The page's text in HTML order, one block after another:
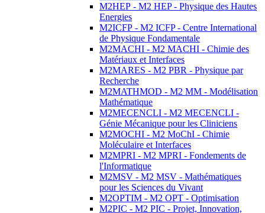
M2HEP - M2 HEP - Physique des Hautes
Energies
M2ICFP - M2 ICFP - Centre International
de Physique Fondamentale
M2MACHI - M2 MACHI - Chimie des
Matériaux et Interfaces
M2MARES - M2 PBR - Physique par
Recherche
M2MATHMOD - M2 MM - Modélisation
Mathématique
M2MECENCLI - M2 MECENCLI -
Génie Mécanique pour les Cliniciens
M2MOCHI - M2 MoChI - Chimie
Moléculaire et Interfaces
M2MPRI - M2 MPRI - Fondements de
l'Informatique
M2MSV - M2 MSV - Mathématiques
pour les Sciences du Vivant
M2OPTIM - M2 OPT - Optimisation
M2PIC - M2 PIC - Projet, Innovation,